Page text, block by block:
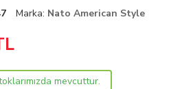
Marka: Nato American Style
mevcuttur.